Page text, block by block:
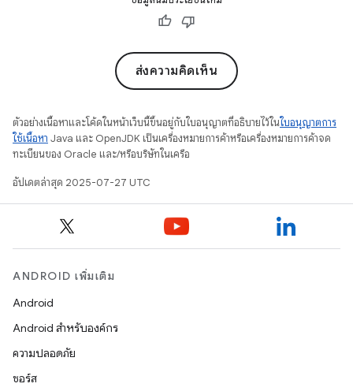
ส่งความคิดเห็น
ตัวอย่างเนื้อหาและโค้ดในหน้าเว็บนี้ขึ้นอยู่กับใบอนุญาตที่อธิบายไว้ในใบอนุญาตการ
ใช้เนื้อหา Java และ OpenJDK เป็นเครื่องหมายการค้าหรือเครื่องหมายการค้าจด
ทะเบียนของ Oracle และ/หรือบริษัทในเครือ
อัปเดตล่าสุด 2025-07-27 UTC
ANDROID เพิ่มเติม
Android
Android สำหรับองค์กร
ความปลอดภัย
ซอร์ส